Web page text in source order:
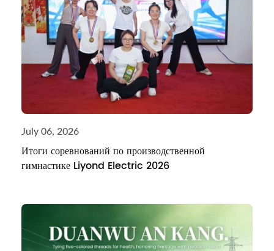
July 06, 2026
Итоги соревнований по производственной
гимнастике Liyond Electric 2026